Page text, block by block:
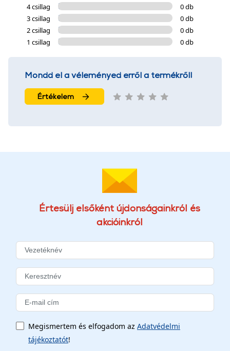
4 csillag
0 db
3 csillag
0 db
2 csillag
0 db
1 csillag
0 db
Mondd el a véleményed erről a termékről!
Értékelem
Értesülj elsőként újdonságainkról és
akcióinkról
Megismertem és elfogadom az Adatvédelmi
tájékoztatót!